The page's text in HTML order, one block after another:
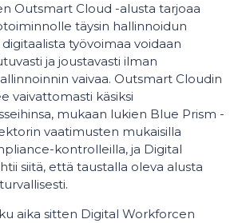
Outsmart Cloud -alusta tarjoaa
täysin hallinnoidun
työvoimaa voidaan
ja joustavasti ilman
vaivaa. Outsmart Cloudin
vaivattomasti käsiksi
mukaan lukien Blue Prism -
vaatimusten mukaisilla
kontrolleilla, ja Digital
siitä, että taustalla oleva alusta
aika sitten Digital Workforcen